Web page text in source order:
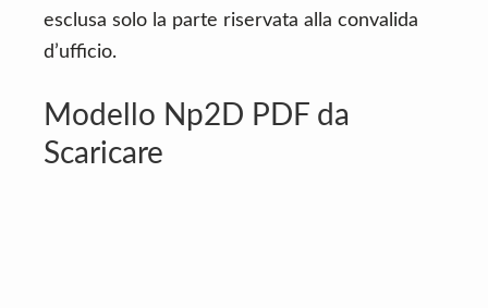
esclusa solo la parte riservata alla convalida
d’ufficio.
Modello Np2D PDF da
Scaricare